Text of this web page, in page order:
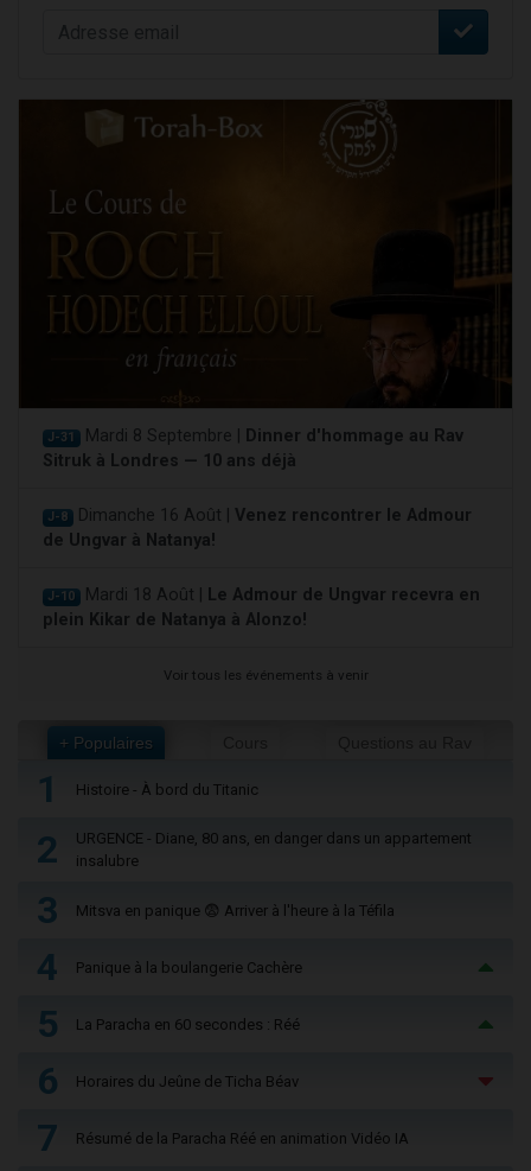
J-31 Mardi 8 Septembre |
Dinner d'hommage au Rav
Sitruk à Londres — 10 ans déjà
J-8 Dimanche 16 Août | Venez rencontrer le Admour
de Ungvar à Natanya!
J-10 Mardi 18 Août |
Le Admour de Ungvar recevra en
plein Kikar de Natanya à Alonzo!
Voir tous les événements à venir
+ Populaires
1 Histoire - À bord du Titanic
2
URGENCE - Diane, 80 ans, en danger dans un appartement
insalubre
3 Mitsva en panique 😨 Arriver à l'heure à la Téfila
4 Panique à la boulangerie Cachère
5 La Paracha en 60 secondes : Réé
6 Horaires du Jeûne de Ticha Béav
7 Résumé de la Paracha Réé en animation Vidéo IA